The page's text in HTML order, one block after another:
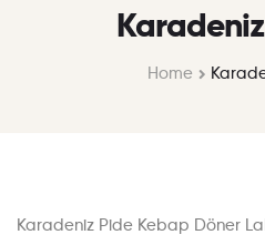
Home
Karadeniz Pide Kebap Döner